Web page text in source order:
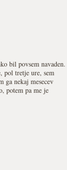
bil povsem navaden.
pol tretje ure, sem
ga nekaj mesecev
potem pa me je